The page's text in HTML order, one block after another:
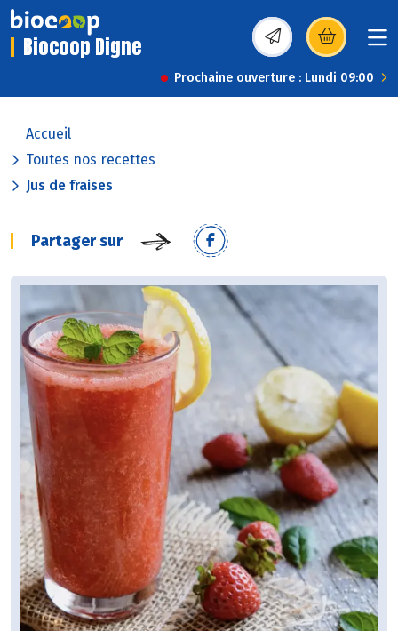
Biocoop Digne (s’ouvre dans une
Prochaine ouverture : Lundi 09:00
Accueil
Toutes nos recettes
Jus de fraises
Partager sur